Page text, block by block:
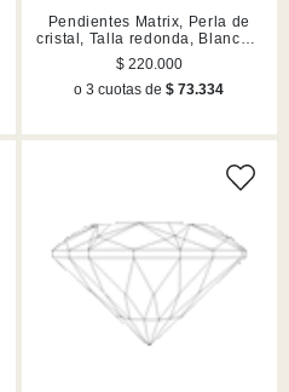
Pendientes Matrix, Perla de
cristal, Talla redonda, Blancos,
Acabado en rodio
$ 220.000
o 3 cuotas de$ 73.334